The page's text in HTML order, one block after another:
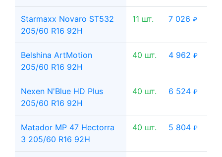
Starmaxx Novaro ST532
205/60 R16 92H
11 шт. 7 026 ₽
Belshina ArtMotion
205/60 R16 92H
40 шт. 4 962 ₽
Nexen N'Blue HD Plus
205/60 R16 92H
40 шт. 6 524 ₽
Matador MP 47 Hectorra
3 205/60 R16 92H
40 шт. 5 804 ₽